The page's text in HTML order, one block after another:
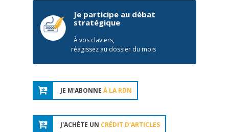
Je participe au débat
stratégique
À vos claviers,
réagissez au dossier du mois
JE M'ABONNE À LA RDN
J'ACHÈTE UN CRÉDIT D'ARTICLES